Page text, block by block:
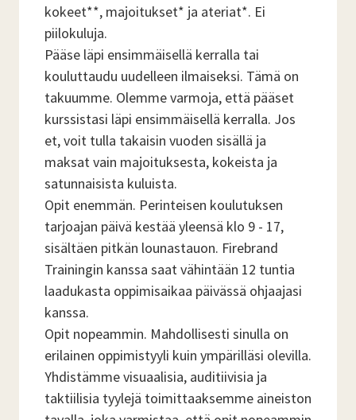
kokeet**, majoitukset* ja ateriat*. Ei
piilokuluja.
Pääse läpi ensimmäisellä kerralla tai
kouluttaudu uudelleen ilmaiseksi. Tämä on
takuumme. Olemme varmoja, että pääset
kurssistasi läpi ensimmäisellä kerralla. Jos
et, voit tulla takaisin vuoden sisällä ja
maksat vain majoituksesta, kokeista ja
satunnaisista kuluista.
Opit enemmän. Perinteisen koulutuksen
tarjoajan päivä kestää yleensä klo 9 - 17,
sisältäen pitkän lounastauon. Firebrand
Trainingin kanssa saat vähintään 12 tuntia
laadukasta oppimisaikaa päivässä ohjaajasi
kanssa.
Opit nopeammin. Mahdollisesti sinulla on
erilainen oppimistyyli kuin ympärilläsi olevilla.
Yhdistämme visuaalisia, auditiivisia ja
taktiilisia tyylejä toimittaaksemme aineiston